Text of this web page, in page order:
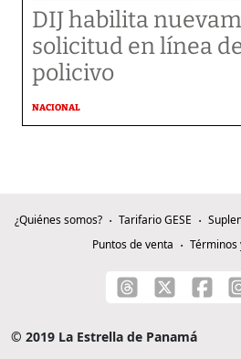
DIJ habilita
solicitud en línea
policivo
NACIONAL
¿Quiénes somos? Tarifario GESE
Puntos de venta
Términos
© 2019 La Estrella de Panamá